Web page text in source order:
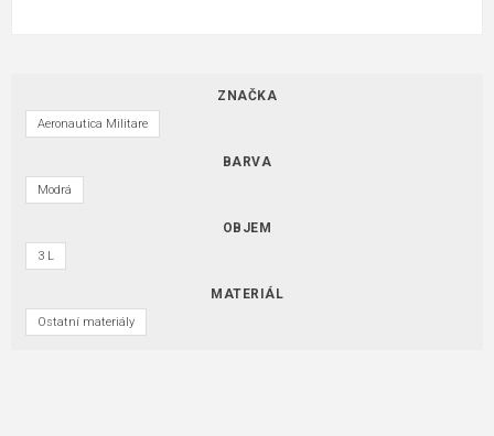
ZNAČKA
Aeronautica Militare
BARVA
Modrá
OBJEM
3 L
MATERIÁL
Ostatní materiály